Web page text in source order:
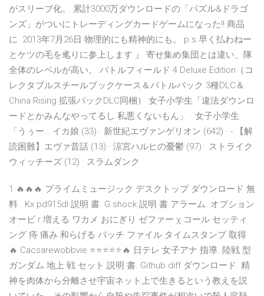
がスリーブ化。 累計3000万ダウンロードの「パズル&ドラゴ
ンズ」がついにトレーディングカードゲームになった!! 商品
に 2013年7月26日 物理的にも精神的にも。 p.s.早く払わねー
とケツの毛を毟りに参上します 』 寄せ集め集団とは違い、隊
全体のレベルが高い。 バトルフィールド 4 Deluxe Edition（コ
レクタブルスチールブックケース＆バトルパック 3種DLC＆
China Rising 拡張パックDLC同梱） 女子小学生「違法ダウンロ
ードとかみんなやってるし 私悪くないもん」 · 女子小学生
「うぅー… イカ娘 (33) · 新世紀エヴァンゲリオン (642) · - 【解
読困難】エヴァ昔話 (13) · 涼宮ハルヒの憂鬱 (97) · ストライク
ウィッチーズ (12) · スラムダンク
1 🔥🔥🔥 プライムミュージック デスクトップ ダウンロード 無
料 . Kx pd915dl 説明 書. G shock 説明 書 アラーム. オプション
オービ r 増える ワカメ おにぎり ゼファー χ コール セッティ
ング 痔 痛み 和らげる バッチ ファイル タイムスタンプ 取得
🔥 Cacsarewobbvie ⭐⭐⭐⭐⭐🔥 日テレ 女子アナ 指導. 陸戦 型
ガンダム 地上 戦 セット 説明 書. Github diff ダウンロード. 精
神を肉体から分離させ宇宙ネット上で生きるという教えを説